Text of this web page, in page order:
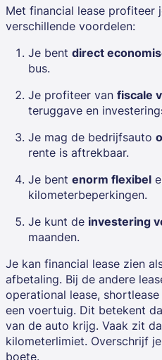
Met financial lease profiteer
verschillende voordelen:
Je bent direct
bus.
Je profiteer van fiscale
teruggave en
Je mag de bedrijfsauto
rente is aftrekbaar.
Je bent enorm flexibel
kilometerbeperkingen.
Je kunt de investering
maanden.
Je kan financial lease zien
afbetaling. Bij de andere
operational lease,
een voertuig. Dit betekent
van de auto krijg. Vaak zit
kilometerlimiet. Overschrijf
boete.